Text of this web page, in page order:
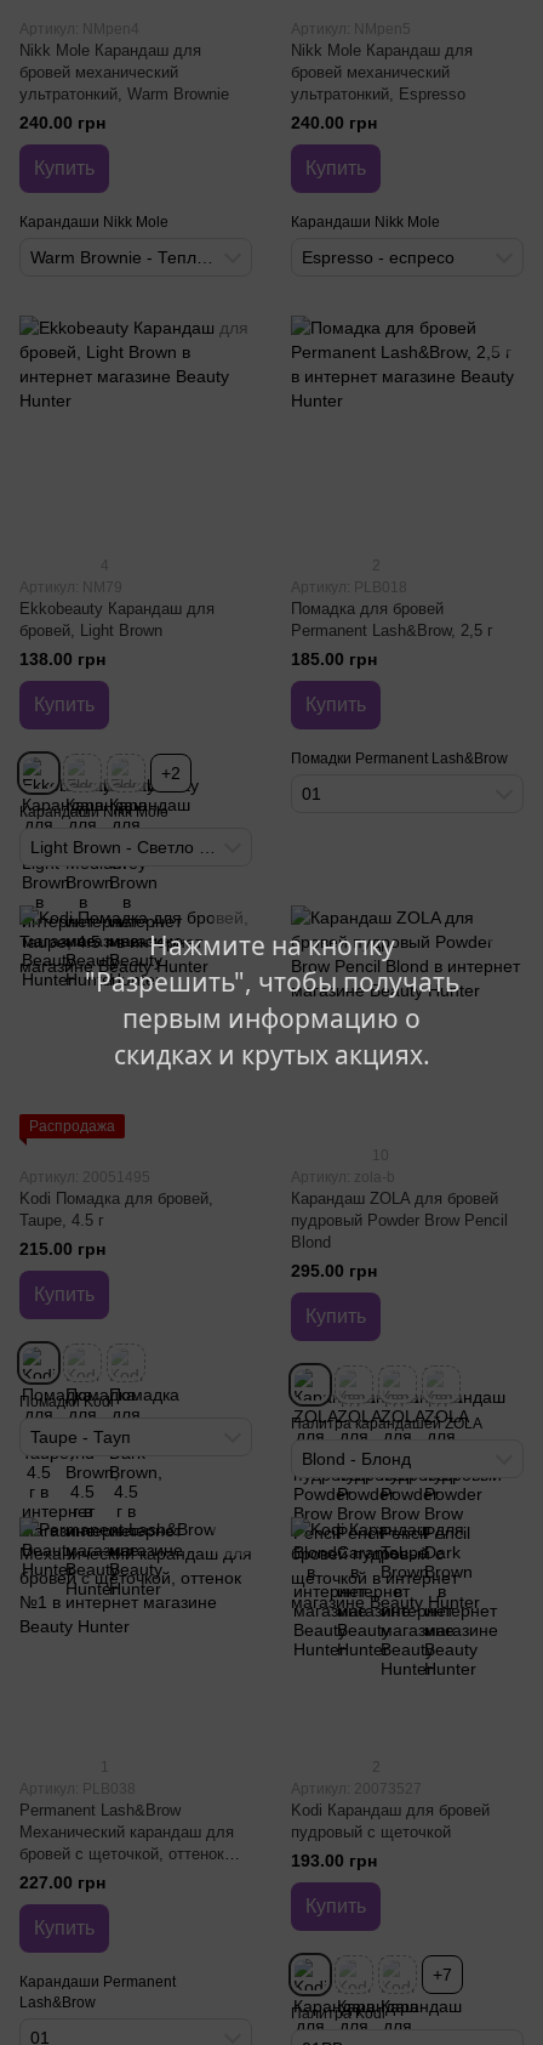
Нажмите на кнопку
"Разрешить", чтобы получать
первым информацию о
скидках и крутых акциях.
Артикул: NMpen4
Nikk Mole Карандаш для
бровей механический
ультратонкий, Warm Brownie
240.00 грн
Купить
Карандаши Nikk Mole
Артикул: NMpen5
Nikk Mole Карандаш для
бровей механический
ультратонкий, Espresso
240.00 грн
Купить
Карандаши Nikk Mole
Espresso - еспресо
Артикул: NM79
Ekkobeauty Карандаш для
бровей, Light Brown
138.00 грн
Купить
+2
Карандаши Nikk Mole
2
Артикул: PLB018
Помадка для бровей
Permanent Lash&Brow, 2,5 г
185.00 грн
Купить
Помадки Permanent Lash&Brow
01
Распродажа
Артикул: 20051495
Kodi Помадка для бровей,
Taupe, 4.5 г
215.00 грн
Купить
Помадки Kodi
Taupe - Тауп
Артикул: zola-b
Карандаш ZOLA для бровей
пудровый Powder Brow Pencil
Blond
295.00 грн
Купить
Палитра карандашей ZOLA
Blond - Блонд
Артикул: PLB038
Permanent Lash&Brow
Механический карандаш для
бровей с щеточкой, оттенок
№1
227.00 грн
Купить
Карандаши Permanent
Lash&Brow
01
2
Артикул: 20073527
Kodi Карандаш для бровей
пудровый с щеточкой
193.00 грн
Купить
+7
Палитра Kodi